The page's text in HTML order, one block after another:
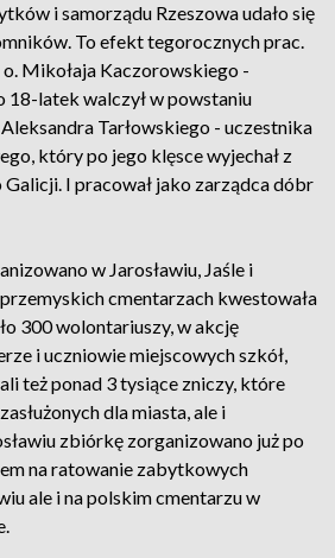
i samorządu Rzeszowa udało się
To efekt tegorocznych prac.
Mikołaja Kaczorowskiego -
18-latek walczył w powstaniu
Tarłowskiego - uczestnika
który po jego klęsce wyjechał z
I pracował jako zarządca dóbr
w Jarosławiu, Jaśle i
cmentarzach kwestowała
300 wolontariuszy, w akcję
i uczniowie miejscowych szkół,
też ponad 3 tysiące zniczy, które
dla miasta, ale i
zbiórkę zorganizowano już po
na ratowanie zabytkowych
ale i na polskim cmentarzu w